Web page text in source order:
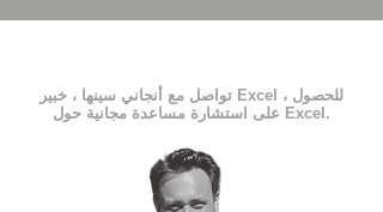
تواصل مع أنجاني سينها ، خبير Excel ، للحصول
على استشارة مساعدة مجانية حول Excel.